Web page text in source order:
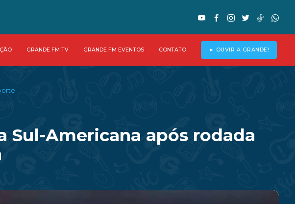
GRANDE FM TV GRANDE FM EVENTOS CONTATO ► OUVIR A GRANDE!
Americana após rodada